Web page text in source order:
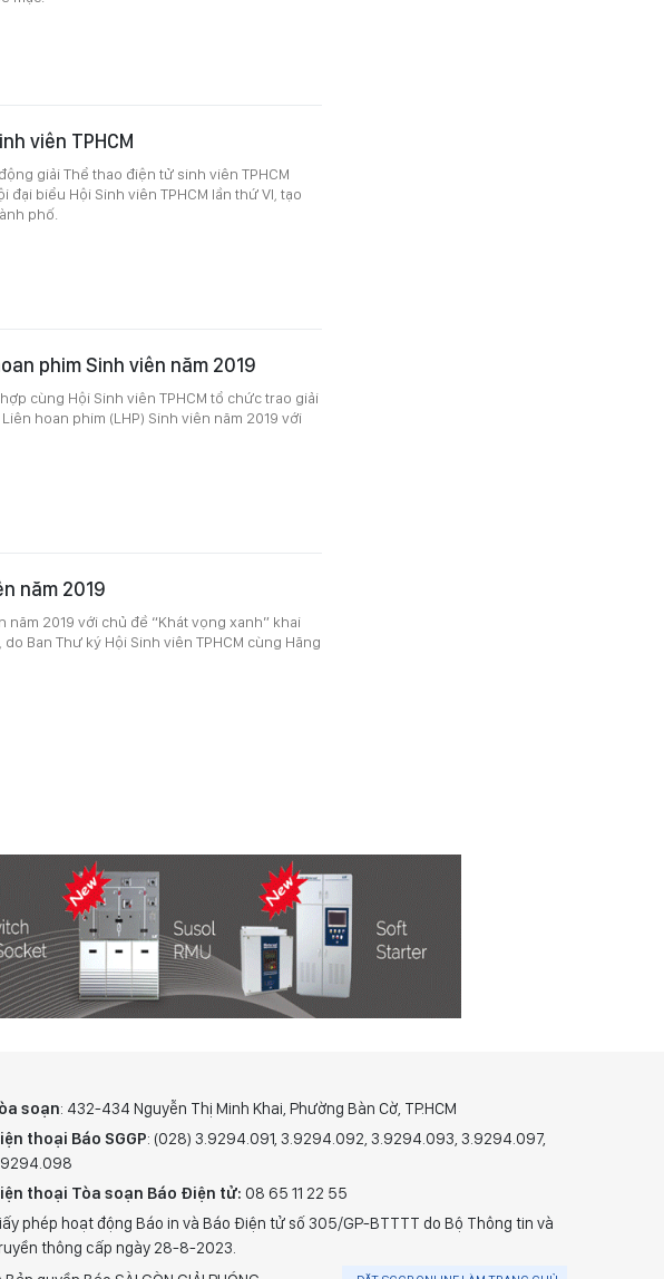
viên TPHCM
giải Thể thao điện tử sinh viên TPHCM
đại biểu Hội Sinh viên TPHCM lần thứ VI, tạo
phố.
phim Sinh viên năm 2019
cùng Hội Sinh viên TPHCM tổ chức trao giải
hoan phim (LHP) Sinh viên năm 2019 với
năm 2019
năm 2019 với chủ đề “Khát vọng xanh” khai
do Ban Thư ký Hội Sinh viên TPHCM cùng Hãng
soạn: 432-434 Nguyễn Thị Minh Khai, Phường Bàn Cờ, TP.HCM
thoại Báo SGGP: (028) 3.9294.091, 3.9294.092, 3.9294.093, 3.9294.097,
thoại Tòa soạn Báo Điện tử: 08 65 11 22 55
phép hoạt động Báo in và Báo Điện tử số 305/GP-BTTTT do Bộ Thông tin và
thông cấp ngày 28-8-2023.